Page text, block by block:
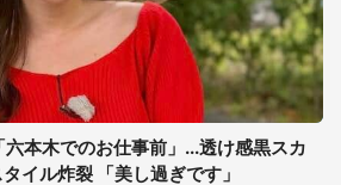
本木でのお仕事前」...透け感黒スカ
イル炸裂 「美し過ぎです」